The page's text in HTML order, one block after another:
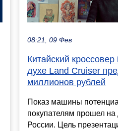
08:21, 09 Фев
Китайский
духе Land Cruiser
миллионов рублей
Показ машины
покупателям прошел на
России. Цель